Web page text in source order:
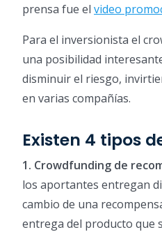
prensa fue el video
Para el inversionista el
una posibilidad
disminuir el riesgo,
en varias compañías.
Existen 4 tipos
1. Crowdfunding de
los aportantes entregan
cambio de una
entrega del producto que